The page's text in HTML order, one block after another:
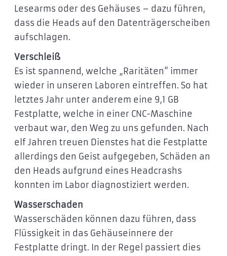
Lesearms oder des Gehäuses – dazu führen,
dass die Heads auf den Datenträgerscheiben
aufschlagen.
Verschleiß
Es ist spannend, welche „Raritäten“ immer
wieder in unseren Laboren eintreffen. So hat
letztes Jahr unter anderem eine 9,1 GB
Festplatte, welche in einer CNC-Maschine
verbaut war, den Weg zu uns gefunden. Nach
elf Jahren treuen Dienstes hat die Festplatte
allerdings den Geist aufgegeben, Schäden an
den Heads aufgrund eines Headcrashs
konnten im Labor diagnostiziert werden.
Wasserschaden
Wasserschäden können dazu führen, dass
Flüssigkeit in das Gehäuseinnere der
Festplatte dringt. In der Regel passiert dies